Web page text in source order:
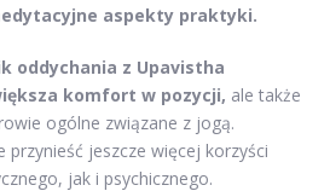
aspekty praktyki.
oddychania z Upavistha
komfort w pozycji, ale także
ogólne związane z jogą.
przynieść jeszcze więcej korzyści
jak i psychicznego.